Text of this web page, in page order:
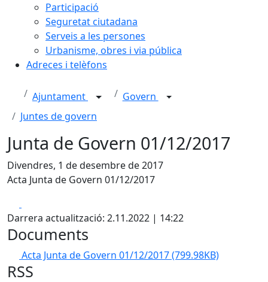
Participació
Seguretat ciutadana
Serveis a les persones
Urbanisme, obres i via pública
Adreces i telèfons
Ajuntament
Govern
Juntes de govern
Junta de Govern 01/12/2017
Divendres, 1 de desembre de 2017
Acta Junta de Govern 01/12/2017
Darrera actualització: 2.11.2022 | 14:22
Documents
Acta Junta de Govern 01/12/2017(799.98KB)
RSS